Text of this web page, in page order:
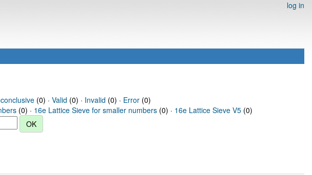
log in
(0) · Valid (0) · Invalid (0) · Error(0)
(0) · 16e Lattice Sieve for smaller numbers (0) · 16e Lattice Sieve V5 (0)